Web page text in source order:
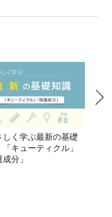
しく学ぶ最新の基礎
キューティクル」
成分」